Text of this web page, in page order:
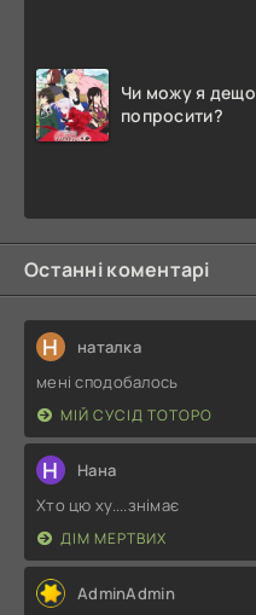
Чи можу я дещо
попросити?
Останні коментарі
Н наталка
мені сподобалось
МІЙ СУСІД ТОТОРО
Н Нана
Хто цю ху....знімає
ДІМ МЕРТВИХ
AdminAdmin